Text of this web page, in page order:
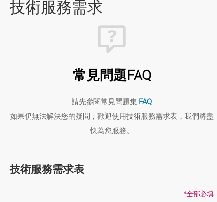
技術服務需求
常見問題FAQ
請先參閱常見問題集 FAQ
如果仍無法解決您的疑問，歡迎使用技術服務需求表，我們將盡
快為您服務。
技術服務需求表
*全部必填